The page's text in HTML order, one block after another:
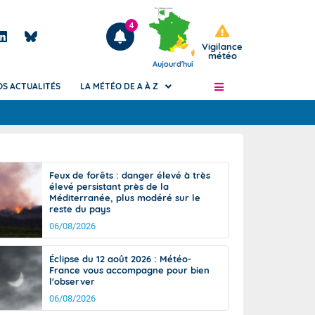
Articles
4
Aujourd'hui
Vigilance
météo
de
Phénomènes dangereux de J+2 à J+7
Avertissement pluies intenses à l'échelle
des communes (Apic)
Bulletins Marine
d'avalanche
Météo des forêts
Vigicrues
ACTUALITÉS LA MÉTÉO DE A À Z
Feux de forêts : danger élevé à très
élevé persistant près de la
Méditerranée, plus modéré sur le
reste du pays
06/08/2026
Éclipse du 12 août 2026 : Météo-
France vous accompagne pour bien
l'observer
06/08/2026